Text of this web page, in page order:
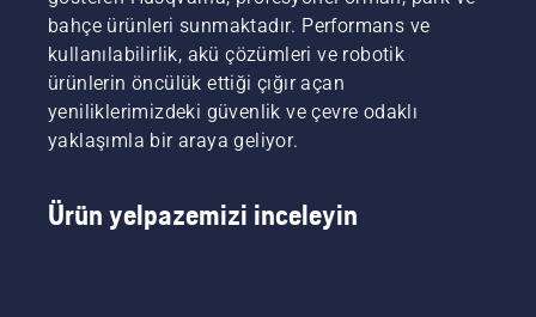
izleyin ve
bu basit
adımları
takip
Çalışırken
bir
kullanmak
her
bir devir
elde
etmek
için
motoru
çalıştırın.
tanır.
seviyeye
çıkarıyor."
diyor
Husqvarna
Elektrikli
ve Akülü
Elde
Ürün
tırpanı
için
çalıştırma
prosedürü.
prosedürü
tırpanınızı
bahçe ürünleri sunmaktadır. Performans ve
kullanılabilirlik, akü çözümleri ve robotik
ürünlerin öncülük ettiği çığır açan
yeniliklerimizdeki güvenlik ve çevre odaklı
yaklaşımla bir araya geliyor.
Ürün yelpazemizi inceleyin